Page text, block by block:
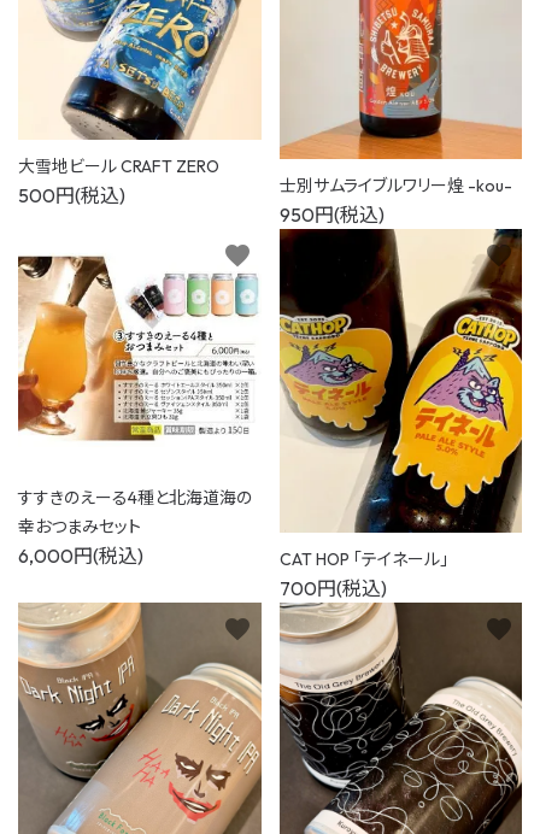
大雪地ビール CRAFT ZERO
500円(税込) 士別サムライブルワリー煌 -kou-
950円(税込)
すすきのえーる4種と北海道海の
幸おつまみセット
6,000円(税込)
favorite
CAT HOP 「テイネール」
700円(税込)
favorite
favorite favorite